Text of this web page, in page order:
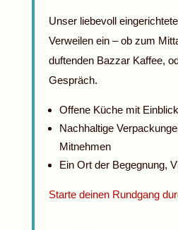
Unser liebevoll
Verweilen ein – ob zum
duftenden Bazzar Kaffee,
Gespräch.
Offene Küche mit
Nachhaltige
Mitnehmen
Ein Ort der Begegnung,
Starte deinen Rundgang